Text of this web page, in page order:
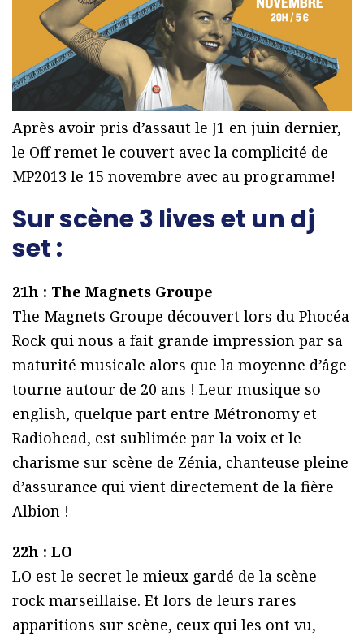
Après avoir pris d’assaut le J1 en juin dernier,
le Off remet le couvert avec la complicité de
MP2013 le 15 novembre avec au programme!
Sur scène 3 lives et un dj
set :
21h : The Magnets Groupe
The Magnets Groupe découvert lors du Phocéa
Rock qui nous a fait grande impression par sa
maturité musicale alors que la moyenne d’âge
tourne autour de 20 ans ! Leur musique so
english, quelque part entre Métronomy et
Radiohead, est sublimée par la voix et le
charisme sur scène de Zénia, chanteuse pleine
d’assurance qui vient directement de la fière
Albion !
22h : LO
LO est le secret le mieux gardé de la scène
rock marseillaise. Et lors de leurs rares
apparitions sur scène, ceux qui les ont vu,